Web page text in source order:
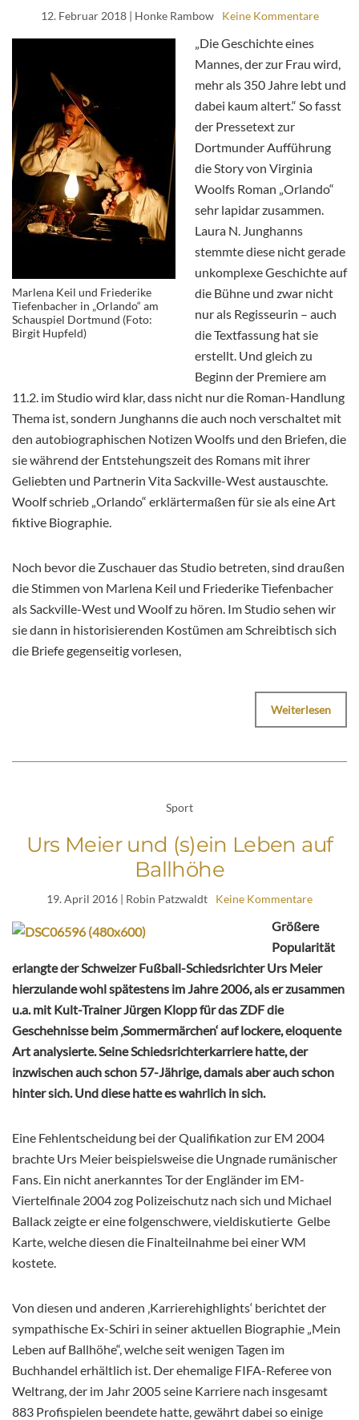
12. Februar 2018| Honke Rambow Keine Kommentare
Marlena Keil und Friederike
Tiefenbacher in „Orlando“ am
Schauspiel Dortmund (Foto:
Birgit Hupfeld)
„Die Geschichte eines
Mannes, der zur Frau wird,
mehr als 350 Jahre lebt und
dabei kaum altert.“ So fasst
der Pressetext zur
Dortmunder Aufführung
die Story von Virginia
Woolfs Roman „Orlando“
sehr lapidar zusammen.
Laura N. Junghanns
stemmte diese nicht gerade
unkomplexe Geschichte auf
die Bühne und zwar nicht
nur als Regisseurin – auch
die Textfassung hat sie
erstellt. Und gleich zu
Beginn der Premiere am
11.2. im Studio wird klar, dass nicht nur die Roman-Handlung
Thema ist, sondern Junghanns die auch noch verschaltet mit
den autobiographischen Notizen Woolfs und den Briefen, die
sie während der Entstehungszeit des Romans mit ihrer
Geliebten und Partnerin Vita Sackville-West austauschte.
Woolf schrieb „Orlando“ erklärtermaßen für sie als eine Art
fiktive Biographie.
Noch bevor die Zuschauer das Studio betreten, sind draußen
die Stimmen von Marlena Keil und Friederike Tiefenbacher
als Sackville-West und Woolf zu hören. Im Studio sehen wir
sie dann in historisierenden Kostümen am Schreibtisch sich
die Briefe gegenseitig vorlesen,
Weiterlesen
Sport
Urs Meier und (s)ein Leben auf
Ballhöhe
19. April 2016 | Robin Patzwaldt Keine Kommentare
Größere
Popularität
erlangte der Schweizer Fußball-Schiedsrichter Urs Meier
hierzulande wohl spätestens im Jahre 2006, als er zusammen
u.a. mit Kult-Trainer Jürgen Klopp für das ZDF die
Geschehnisse beim ‚Sommermärchen‘ auf lockere, eloquente
Art analysierte. Seine Schiedsrichterkarriere hatte, der
inzwischen auch schon 57-Jährige, damals aber auch schon
hinter sich. Und diese hatte es wahrlich in sich.
Eine Fehlentscheidung bei der Qualifikation zur EM 2004
brachte Urs Meier beispielsweise die Ungnade rumänischer
Fans. Ein nicht anerkanntes Tor der Engländer im EM-
Viertelfinale 2004 zog Polizeischutz nach sich und Michael
Ballack zeigte er eine folgenschwere, vieldiskutierte Gelbe
Karte, welche diesen die Finalteilnahme bei einer WM
kostete.
Von diesen und anderen ‚Karrierehighlights‘ berichtet der
sympathische Ex-Schiri in seiner aktuellen Biographie „Mein
Leben auf Ballhöhe“, welche seit wenigen Tagen im
Buchhandel erhältlich ist. Der ehemalige FIFA-Referee von
Weltrang, der im Jahr 2005 seine Karriere nach insgesamt
883 Profispielen beendete hatte, gewährt dabei so einige